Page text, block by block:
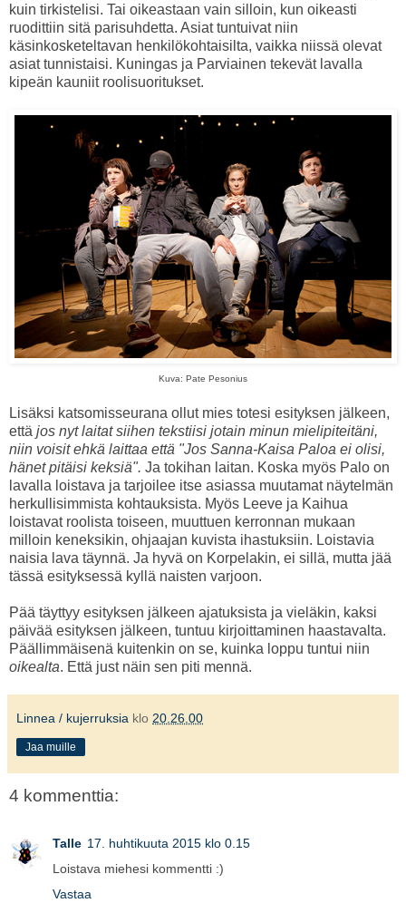
kuin tirkistelisi. Tai oikeastaan vain silloin, kun oikeasti
ruodittiin sitä parisuhdetta. Asiat tuntuivat niin
käsinkosketeltavan henkilökohtaisilta, vaikka niissä olevat
asiat tunnistaisi. Kuningas ja Parviainen tekevät lavalla
kipeän kauniit roolisuoritukset.
Kuva: Pate Pesonius
Lisäksi katsomisseurana ollut mies totesi esityksen jälkeen,
että jos nyt laitat siihen tekstiisi jotain minun mielipiteitäni,
niin voisit ehkä laittaa että "Jos Sanna-Kaisa Paloa ei olisi,
hänet pitäisi keksiä". Ja tokihan laitan. Koska myös Palo on
lavalla loistava ja tarjoilee itse asiassa muutamat näytelmän
herkullisimmista kohtauksista. Myös Leeve ja Kaihua
loistavat roolista toiseen, muuttuen kerronnan mukaan
milloin keneksikin, ohjaajan kuvista ihastuksiin. Loistavia
naisia lava täynnä. Ja hyvä on Korpelakin, ei sillä, mutta jää
tässä esityksessä kyllä naisten varjoon.
Pää täyttyy esityksen jälkeen ajatuksista ja vieläkin, kaksi
päivää esityksen jälkeen, tuntuu kirjoittaminen haastavalta.
Päällimmäisenä kuitenkin on se, kuinka loppu tuntui niin
oikealta. Että just näin sen piti mennä.
Linnea / kujerruksia klo 20.26.00
Jaa muille
4 kommenttia:
Talle 17. huhtikuuta 2015 klo 0.15
Loistava miehesi kommentti :)
Vastaa